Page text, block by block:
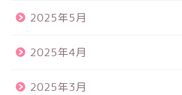
2025年5月
2025年4月
2025年3月